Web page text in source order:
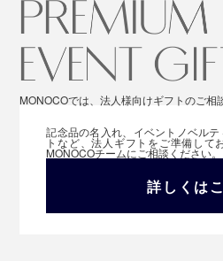
MONOCOでは、法人様向けギフトのご相
記念品の名入れ、イベントノベル
トなど、法人ギフトをご準備して
MONOCOチームにご相談ください。
詳しくは